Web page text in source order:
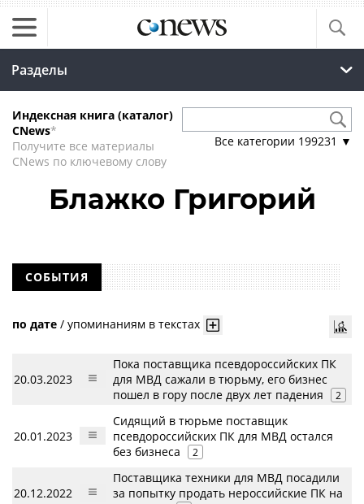
Разделы
Индексная книга (каталог)
CNews*
Получите все материалы
CNews по ключевому слову
Все категории 199231 ▼
Блажко Григорий
СОБЫТИЯ
по дате / упоминаниям в текстах
20.03.2023
Пока поставщика псевдороссийских ПК
для МВД сажали в тюрьму, его бизнес
пошел в гору после двух лет падения
2
20.01.2023
Сидящий в тюрьме поставщик
псевдороссийских ПК для МВД остался
без бизнеса
2
20.12.2022
Поставщика техники для МВД посадили
за попытку продать нероссийские ПК на